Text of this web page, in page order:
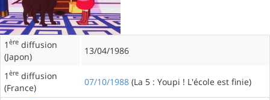
1 ère diffusion
(Japon)
13/04/1986
1 ère diffusion
(France)
07/10/1988 (La 5 : Youpi ! L'école est finie)